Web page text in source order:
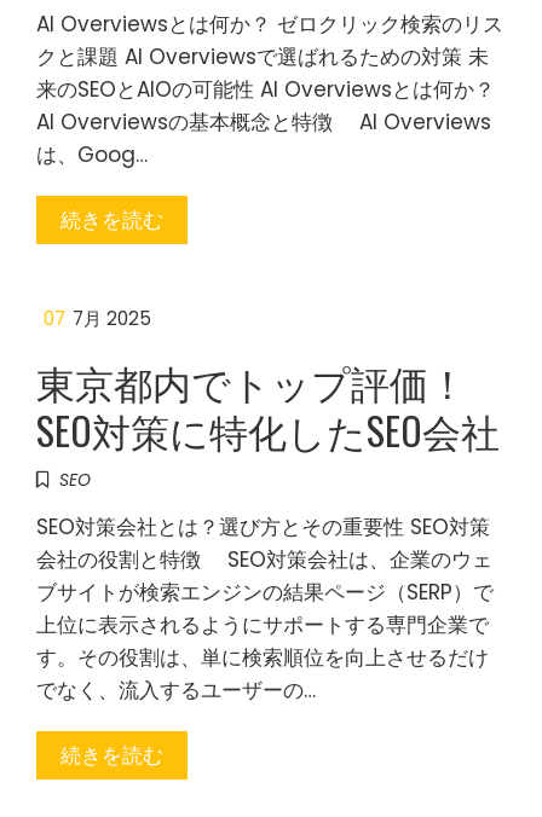
AI Overviewsとは何か？ ゼロクリック検索のリス
クと課題 AI Overviewsで選ばれるための対策 未
来のSEOとAIOの可能性 AI Overviewsとは何か？
AI Overviewsの基本概念と特徴 AI Overviews
は、Goog…
続きを読む
07 7月 2025
東京都内でトップ評価！
SEO対策に特化したSEO会社
SEO
SEO対策会社とは？選び方とその重要性 SEO対策
会社の役割と特徴 SEO対策会社は、企業のウェ
ブサイトが検索エンジンの結果ページ（SERP）で
上位に表示されるようにサポートする専門企業で
す。その役割は、単に検索順位を向上させるだけ
でなく、流入するユーザーの…
続きを読む